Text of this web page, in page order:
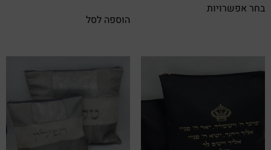
בחר אפשרויות
הוספה לסל